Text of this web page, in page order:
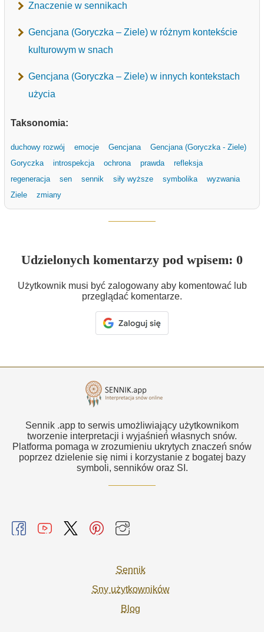
Znaczenie w sennikach
Gencjana (Goryczka – Ziele) w różnym kontekście
kulturowym w snach
Gencjana (Goryczka – Ziele) w innych kontekstach
użycia
Taksonomia:
duchowy rozwój emocje Gencjana
Gencjana (Goryczka - Ziele)
Goryczka
introspekcja ochrona prawda
refleksja
regeneracja
sen sennik siły wyższe symbolika
wyzwania
Ziele
zmiany
Udzielonych komentarzy pod wpisem: 0
Użytkownik musi być zalogowany aby komentować lub
przeglądać komentarze.
Sennik .app to serwis umożliwiający użytkownikom
tworzenie interpretacji i wyjaśnień własnych snów.
Platforma pomaga w zrozumieniu ukrytych znaczeń snów
poprzez dzielenie się nimi i korzystanie z bogatej bazy
symboli, senników oraz SI.
Sennik
Sny użytkowników
Blog